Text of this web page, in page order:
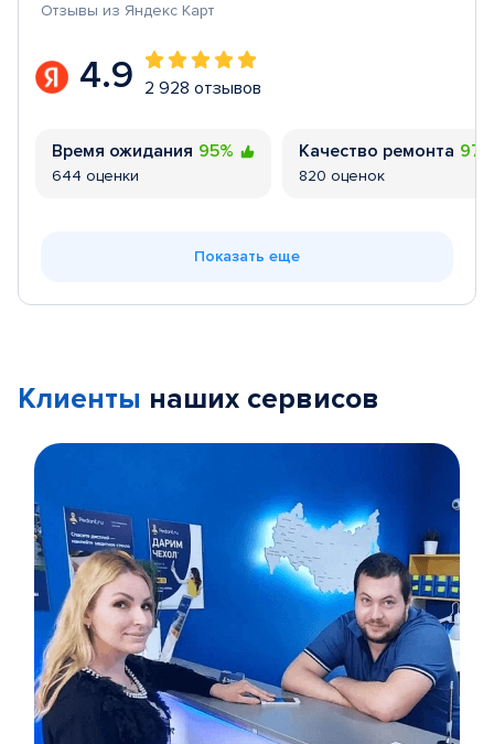
Отзывы из Яндекс Карт
4.9 2 928 отзывов
Время ожидания 95%
644 оценки
Качество ремонта
820 оценок
Показать еще
Клиенты наших сервисов